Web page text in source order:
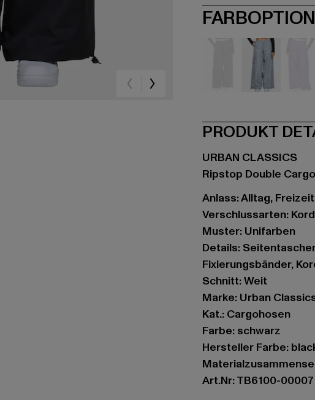
PRODUKT
URBAN CLASSICS
Ripstop Double Cargo
Anlass: Alltag,
Verschlussarten:
Muster: Unifarben
Details:
Fixierungsbänder,
Schnitt: Weit
Marke: Urban
Kat.: Cargohosen
Farbe: schwarz
Hersteller Farbe:
Art.Nr: TB6100-00007